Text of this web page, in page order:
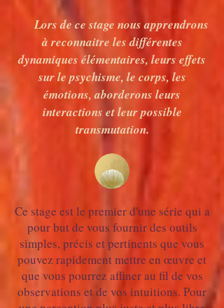
Lors de ce stage nous apprendrons
à reconnaitre les différentes
dynamiques élémentaires, leurs effets
sur le psychisme, le corps, les
émotions, aborderons leurs
interactions et leur possible
transmutation.
Ce stage est le premier d'une série qui a
pour but de vous fournir des outils
simples, précis et pertinents que vous
pouvez rapidement mettre en œuvre et
que vous pourrez affiner au fil de vos
observations et de vos intuitions. Pour